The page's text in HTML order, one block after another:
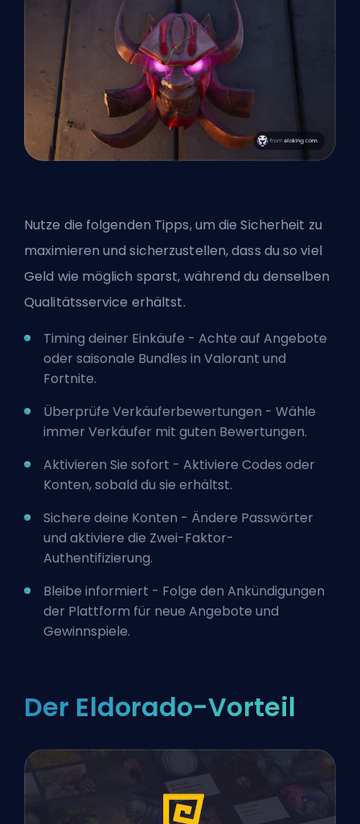
Nutze die folgenden Tipps, um die Sicherheit zu
maximieren und sicherzustellen, dass du so viel
Geld wie möglich sparst, während du denselben
Qualitätsservice erhältst.
Timing deiner Einkäufe - Achte auf Angebote
oder saisonale Bundles in Valorant und
Fortnite.
Überprüfe Verkäuferbewertungen - Wähle
immer Verkäufer mit guten Bewertungen.
Aktivieren Sie sofort - Aktiviere Codes oder
Konten, sobald du sie erhältst.
Sichere deine Konten - Ändere Passwörter
und aktiviere die Zwei-Faktor-
Authentifizierung.
Bleibe informiert - Folge den Ankündigungen
der Plattform für neue Angebote und
Gewinnspiele.
Der Eldorado-Vorteil